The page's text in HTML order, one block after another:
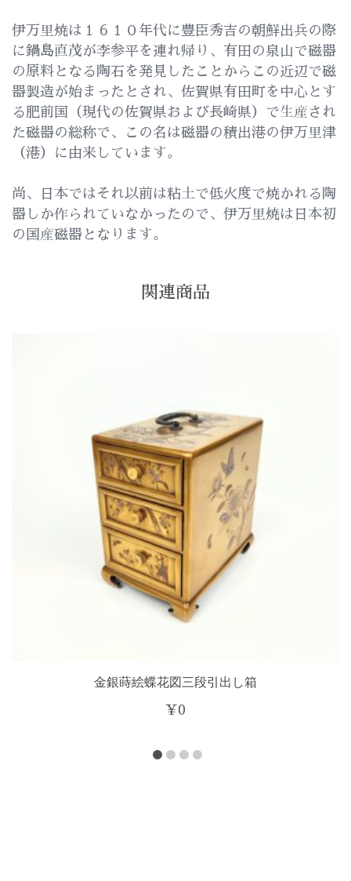
伊万里焼は１６１０年代に豊臣秀吉の朝鮮出兵の際
に鍋島直茂が李参平を連れ帰り、有田の泉山で磁器
の原料となる陶石を発見したことからこの近辺で磁
器製造が始まったとされ、佐賀県有田町を中心とす
る肥前国（現代の佐賀県および長崎県）で生産され
た磁器の総称で、この名は磁器の積出港の伊万里津
（港）に由来しています。
尚、日本ではそれ以前は粘土で低火度で焼かれる陶
器しか作られていなかったので、伊万里焼は日本初
の国産磁器となります。
関連商品
金銀蒔絵蝶花図三段引出し箱
¥ 0